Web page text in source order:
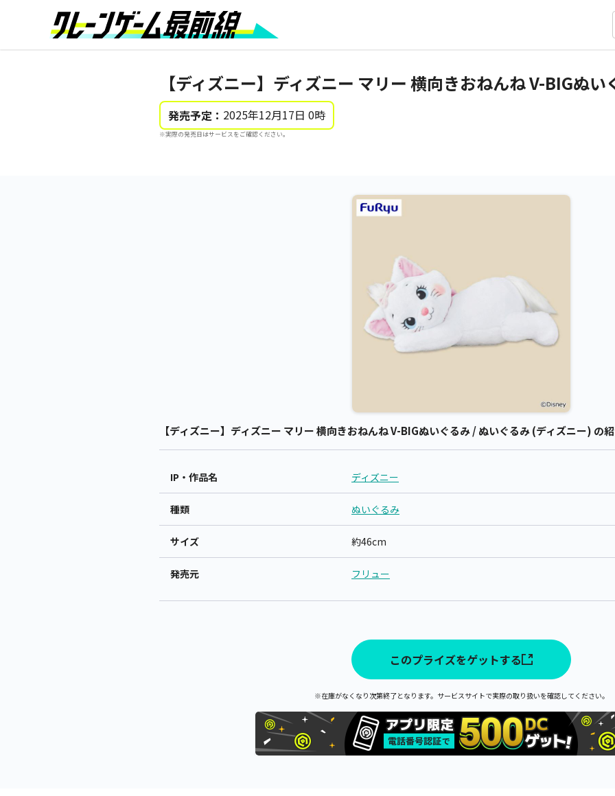
【ディズニー】ディズニー マリー 横向きおねんね V-BIGぬい
発売予定： 2025年12月17日 0時
※実際の発売日はサービスをご確認ください。
【ディズニー】ディズニー マリー 横向きおねんね V-BIGぬいぐるみ / ぬいぐるみ (ディズニー) の
IP・作品名 ディズニー
種類 ぬいぐるみ
サイズ 約46cm
発売元 フリュー
このプライズをゲットする
※在庫がなくなり次第終了となります。サービスサイトで実際の取り扱いを確認してください。